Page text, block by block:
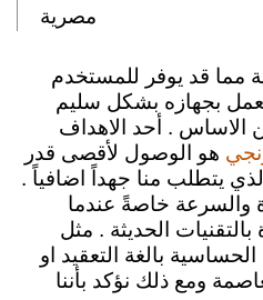
مصرية
مما قد يوفر للمستخدم
بجهازه بشكل سليم
الاساس . أحد الاهداف
هو الوصول لأقصى قدر
يتطلب منا جهداً اضافياً .
والسرعة خاصةً عندما
الحديثة . مثل
بالغة التعقيد او
ومع ذلك نؤكد بأننا